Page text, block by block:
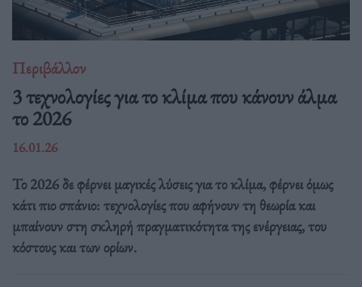
Περιβάλλον
3 τεχνολογίες για το κλίμα που κάνουν άλμα
το 2026
16.01.26
Το 2026 δε φέρνει μαγικές λύσεις για το κλίμα, φέρνει όμως
κάτι πιο σπάνιο: τεχνολογίες που αφήνουν τη θεωρία και
μπαίνουν στη σκληρή πραγματικότητα της ενέργειας, του
κόστους και των ορίων.